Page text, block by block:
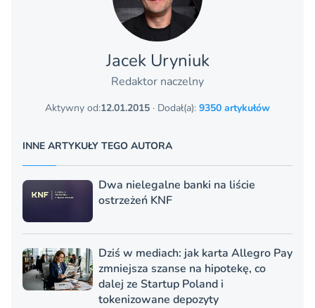
Jacek Uryniuk
Redaktor naczelny
Aktywny od:12.01.2015 · Dodał(a): 9350 artykułów
INNE ARTYKUŁY TEGO AUTORA
Dwa nielegalne banki na liście
ostrzeżeń KNF
Dziś w mediach: jak karta Allegro Pay
zmniejsza szanse na hipotekę, co
dalej ze Startup Poland i
tokenizowane depozyty